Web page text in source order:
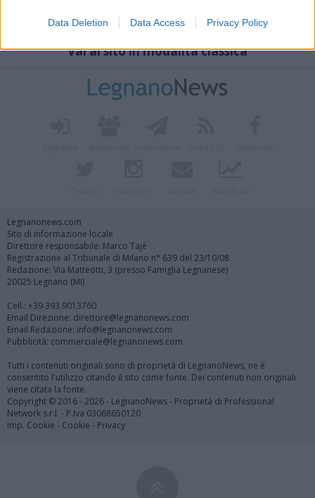
Data Deletion Data Access Privacy Policy
Vai al sito in modalità classica
Legnanonews.com
Sito di informazione locale
Direttore responsabile: Marco Tajè
Registrazione al Tribunale di Milano n° 639 del 23/10/08
Redazione: Via Matteotti, 3 (presso Famiglia Legnanese)
20025 Legnano (MI)
Cell.: +39.393.9013760
Email Direzione: direttore@legnanonews.com
Email Redazione: info@legnanonews.com
Pubblicità: commerciale@legnanonews.com
Tutti i contenuti originali sono di proprietà di LegnanoNews, ne è
consentito l'utilizzo citando il sito come fonte. Dei contenuti non originali
viene citata la fonte.
Copyright © 2016 - 2026 - LegnanoNews - Proprietà di Professional
Network s.r.l. - P.Iva 03068650120
Imp. Cookie - Cookie - Privacy